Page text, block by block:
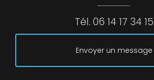
Tél. 06 14 17 34 15
Envoyer un message